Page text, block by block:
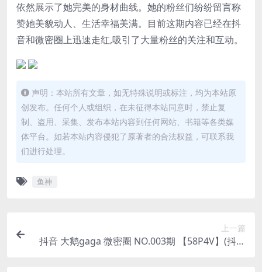
依然展示了她完美的身材曲线。她的粉丝们纷纷留言称
赞她美貌动人、生活幸福美满。目前这期内容已经在抖
音和微密圈上迅速走红,吸引了大量粉丝的关注和互动。
声明：本站所有文章，如无特殊说明或标注，均为本站原
创发布。任何个人或组织，在未征得本站同意时，禁止复
制、盗用、采集、发布本站内容到任何网站、书籍等各类媒
体平台。如若本站内容侵犯了原著者的合法权益，可联系我
们进行处理。
鱼神
上一篇
抖音 大鹅gaga 微密圈 NO.003期 【58P4V】(抖音